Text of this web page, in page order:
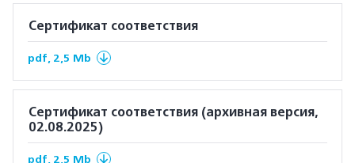
Сертификат соответствия
pdf, 2,5 Mb
Сертификат соответствия (архивная версия,
02.08.2025)
pdf, 2,5 Mb